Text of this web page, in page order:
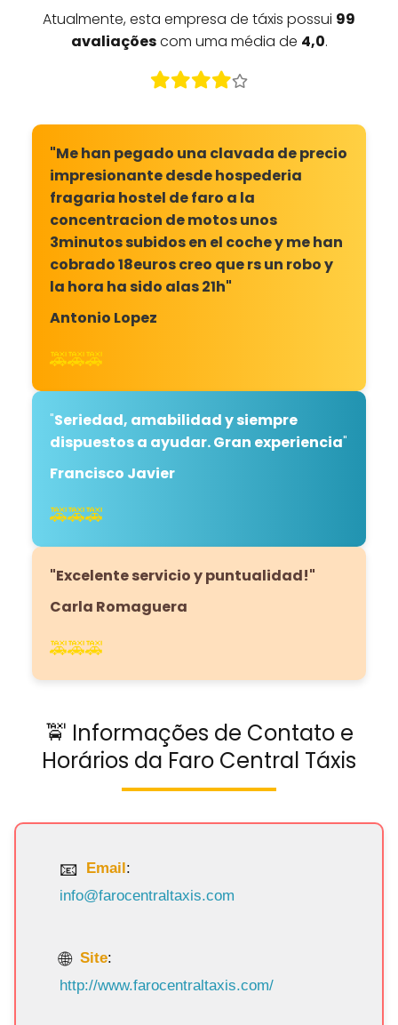
Atualmente, esta empresa de táxis possui 99
avaliaçõescom uma média de 4,0.
"Me han pegado una clavada de precio
impresionante desde hospederia
fragaria hostel de faro a la
concentracion de motos unos
3minutos subidos en el coche y me han
cobrado 18euros creo que rs un robo y
la hora ha sido alas 21h"
Antonio Lopez
🚕🚕🚕
"Seriedad, amabilidad y siempre
dispuestos a ayudar. Gran experiencia"
Francisco Javier
🚕🚕🚕
"Excelente servicio y puntualidad!"
Carla Romaguera
🚕🚕🚕
🚖 Informações de Contato e
Horários da Faro Central Táxis
Email:
info@farocentraltaxis.com
Site:
http://www.farocentraltaxis.com/